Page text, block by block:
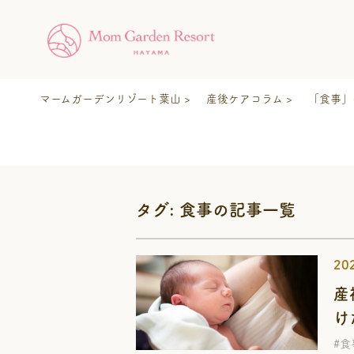
マームガーデンリゾート葉山 産後ケアコラム 「食事
タグ: 食事の記事一覧
産
#食